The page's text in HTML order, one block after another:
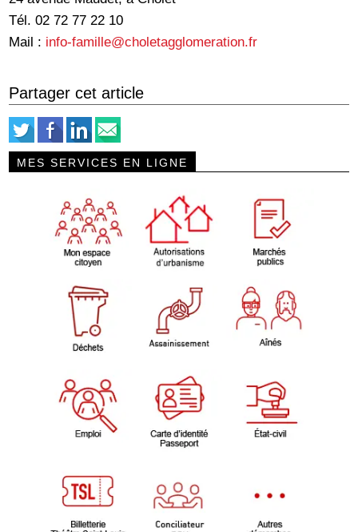
Tél. 02 72 77 22 10
Mail : info-famille@choletagglomeration.fr
Partager cet article
MES SERVICES EN LIGNE